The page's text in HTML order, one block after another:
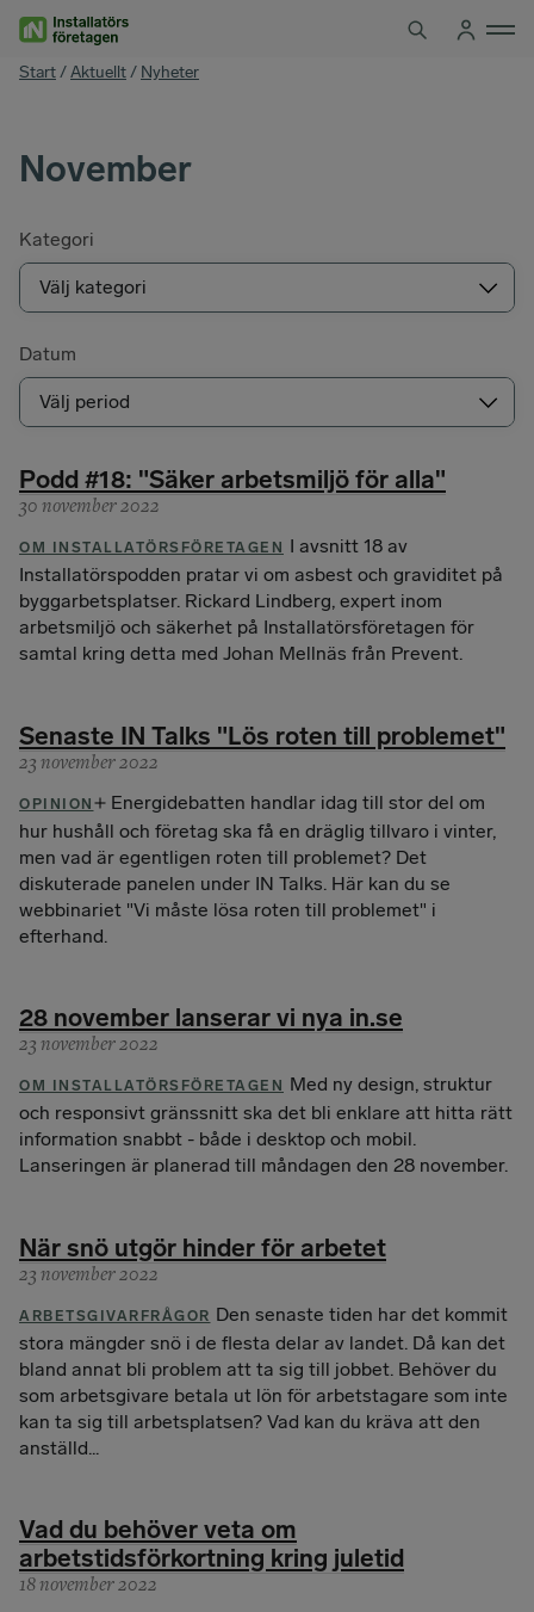
You
Start/Aktuellt/ Nyheter
November
Kategori
Datum
Podd #18: "Säker arbetsmiljö för alla"
30 november 2022
OM INSTALLATÖRSFÖRETAGEN
I avsnitt 18 av
Installatörspodden pratar vi om asbest och graviditet på
byggarbetsplatser. Rickard Lindberg, expert inom
arbetsmiljö och säkerhet på Installatörsföretagen för
samtal kring detta med Johan Mellnäs från Prevent.
Senaste IN Talks "Lös roten till problemet"
23 november 2022
OPINION
Energidebatten handlar idag till stor del om
hur hushåll och företag ska få en dräglig tillvaro i vinter,
men vad är egentligen roten till problemet? Det
diskuterade panelen under IN Talks. Här kan du se
webbinariet "Vi måste lösa roten till problemet" i
efterhand.
28 november lanserar vi nya in.se
23 november 2022
OM INSTALLATÖRSFÖRETAGEN
Med ny design, struktur
och responsivt gränssnitt ska det bli enklare att hitta rätt
information snabbt - både i desktop och mobil.
Lanseringen är planerad till måndagen den 28 november.
När snö utgör hinder för arbetet
23 november 2022
ARBETSGIVARFRÅGOR Den senaste tiden har det kommit
stora mängder snö i de flesta delar av landet. Då kan det
bland annat bli problem att ta sig till jobbet. Behöver du
som arbetsgivare betala ut lön för arbetstagare som inte
kan ta sig till arbetsplatsen? Vad kan du kräva att den
anställd...
Vad du behöver veta om
arbetstidsförkortning kring juletid
18 november 2022